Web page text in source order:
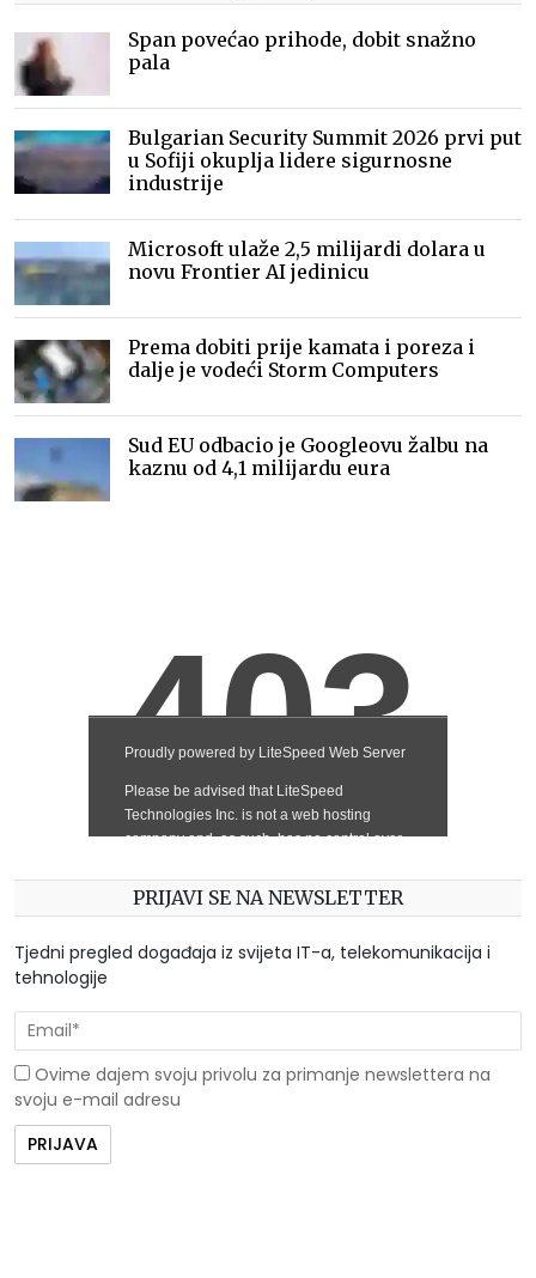
Span povećao prihode, dobit snažno
pala
Bulgarian Security Summit 2026 prvi put
u Sofiji okuplja lidere sigurnosne
industrije
Microsoft ulaže 2,5 milijardi dolara u
novu Frontier AI jedinicu
Prema dobiti prije kamata i poreza i
dalje je vodeći Storm Computers
Sud EU odbacio je Googleovu žalbu na
kaznu od 4,1 milijardu eura
PRIJAVI SE NA NEWSLETTER
Tjedni pregled događaja iz svijeta IT-a, telekomunikacija i
tehnologije
Ovime dajem svoju privolu za primanje newslettera na
svoju e-mail adresu